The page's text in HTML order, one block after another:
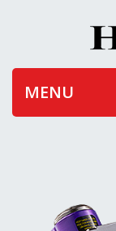
HOME
PRODUSE
INFO/
MENU